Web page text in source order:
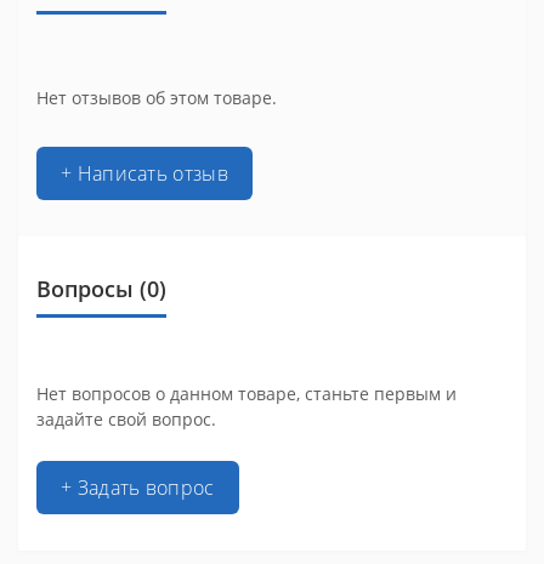
Нет отзывов об этом товаре.
+ Написать отзыв
Вопросы (0)
Нет вопросов о данном товаре, станьте первым и
задайте свой вопрос.
+ Задать вопрос